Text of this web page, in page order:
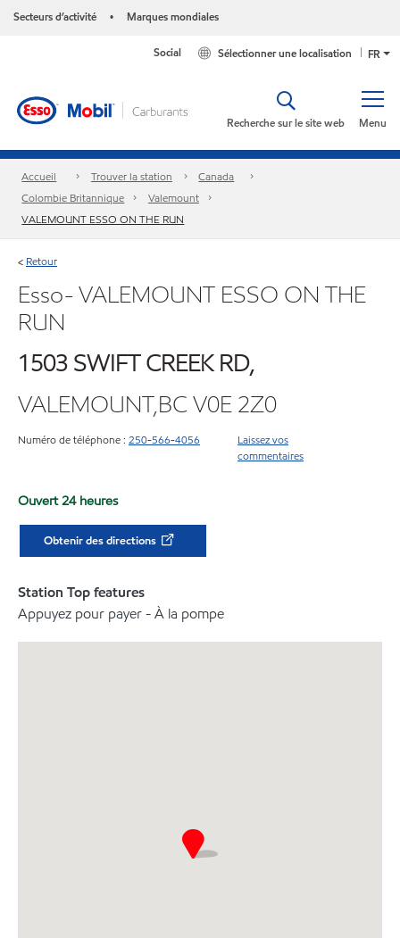
Secteurs d’activité • Marques mondiales
FR
Sélectionner une localisation
Social
Menu
Recherche sur le site web
Accueil Trouver la station
Canada
Colombie Britannique
Valemount
VALEMOUNT ESSO ON THE RUN
< Retour
Esso- VALEMOUNT ESSO ON THE
RUN
1503 SWIFT CREEK RD,
VALEMOUNT,BC V0E 2Z0
Numéro de téléphone : 250-566-4056
Laissez vos
commentaires
Ouvert 24 heures
Obtenir des directions
Station Top features
Appuyez pour payer - À la pompe